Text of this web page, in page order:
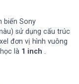
biến Sony
sử dụng cấu trúc
đơn vị hình vuông
là 1 inch .